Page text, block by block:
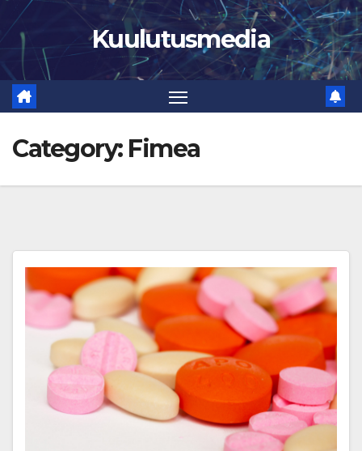
Skip
content
Kuulutusmedia
Category: Fimea